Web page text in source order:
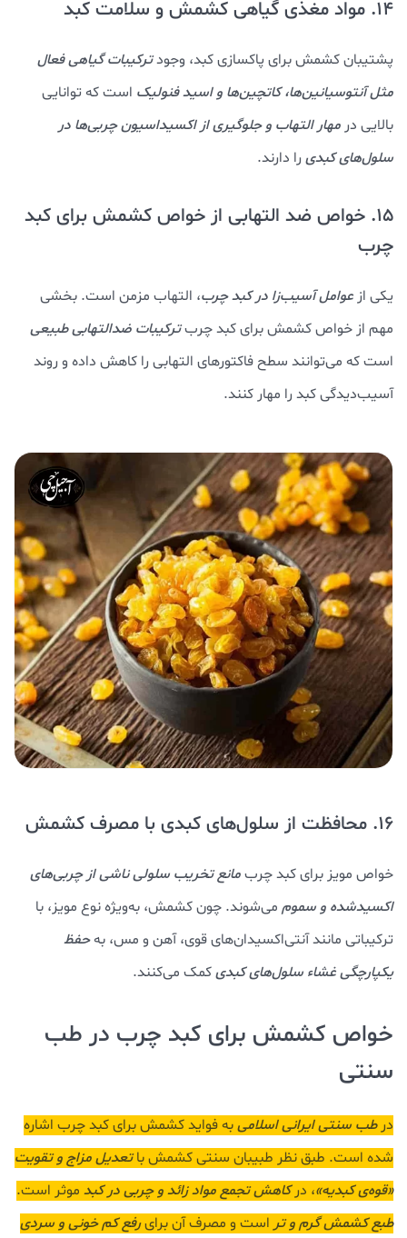
14. مواد مغذی گیاهی کشمش و سلامت کبد
پشتیبان کشمش برای پاکسازی کبد، وجودترکیبات گیاهی فعال
مثل آنتوسیانین‌ها، کاتچین‌ها و اسید فنولیک است که توانایی
بالایی در مهار التهاب و جلوگیری از اکسیداسیون چربی‌ها در
سلول‌های کبدی را دارند.
15. خواص ضد التهابی از خواص کشمش برای کبد
چرب
یکی از عوامل آسیب‌زا در کبد چرب، التهاب مزمن است. بخشی
مهم از خواص کشمش برای کبد چربترکیبات ضدالتهابی طبیعی
است که می‌توانند سطح فاکتورهای التهابی را کاهش داده و روند
آسیب‌دیدگی کبد را مهار کنند.
16. محافظت از سلول‌های کبدی با مصرف کشمش
خواص مویز برای کبد چربمانع تخریب سلولیناشی از چربی‌های
اکسیدشده و سموم می‌شوند. چون کشمش، به‌ویژه نوع مویز، با
ترکیباتی مانند آنتی‌اکسیدان‌های قوی، آهن و مس، بهحفظ
یکپارچگی غشاء سلول‌های کبدیکمک می‌کنند.
خواص کشمش برای کبد چرب در طب
سنتی
در طب سنتی ایرانی اسلامیبه فواید کشمش برای کبد چرب اشاره
شده است. طبق نظر طبیبان سنتی کشمش باتعدیل مزاج و تقویت
«قوه‌ی کبدیه»، درکاهش تجمع مواد زائد و چربی در کبد موثر است.
طبع کشمش گرم و تر است و مصرف آن برایرفع کم خونی و سردی